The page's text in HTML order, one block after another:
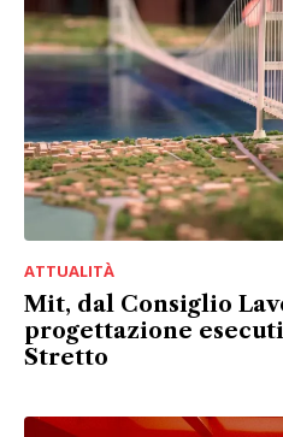
ATTUALITÀ
Mit, dal Consiglio
progettazione
Stretto